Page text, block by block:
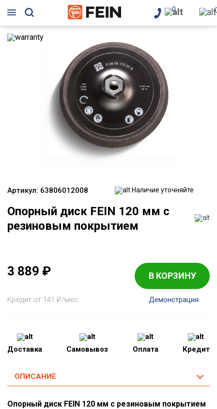
0
Артикул: 63806012008 Наличие уточняйте
Опорный диск FEIN 120 мм с
резиновым покрытием
3 889 ₽ В КОРЗИНУ
Кредит от 141 ₽/мес Демонстрация
Доставка Самовывоз Оплата Кредит
ОПИСАНИЕ
Опорный диск FEIN 120 мм с резиновым покрытием